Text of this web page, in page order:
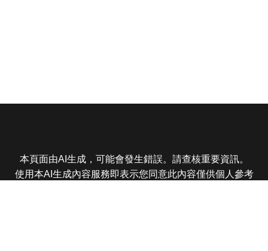
本頁面由AI生成，可能會發生錯誤。請查核重要資訊。
使用本AI生成內容服務即表示您同意此內容僅供個人參考